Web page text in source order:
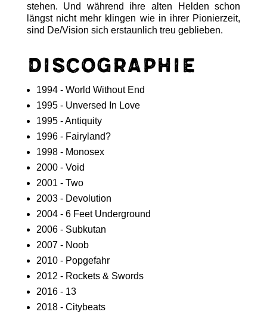
stehen. Und während ihre alten Helden schon
längst nicht mehr klingen wie in ihrer Pionierzeit,
sind De/Vision sich erstaunlich treu geblieben.
Discographie
1994 - World Without End
1995 - Unversed In Love
1995 - Antiquity
1996 - Fairyland?
1998 - Monosex
2000 - Void
2001 - Two
2003 - Devolution
2004 - 6 Feet Underground
2006 - Subkutan
2007 - Noob
2010 - Popgefahr
2012 - Rockets & Swords
2016 - 13
2018 - Citybeats